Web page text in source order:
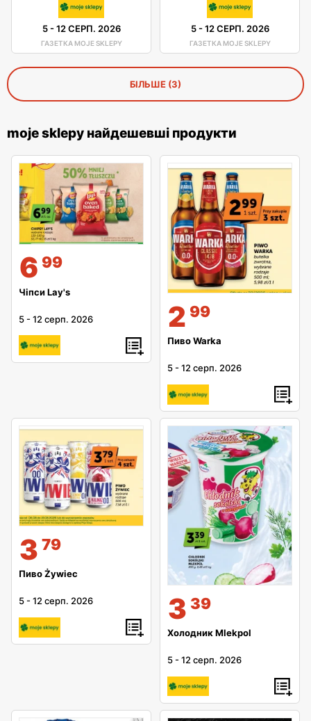
5-12 СЕРП. 2026
ГАЗЕТКА MOJE SKLEPY
5-12 СЕРП. 2026
ГАЗЕТКА MOJE SKLEPY
БІЛЬШЕ (3)
moje sklepy найдешевші продукти
6 99
Чіпси Lay's
5 -12 серп. 2026 2 99
Пиво Warka
5 -12 серп. 2026
3 79
Пиво Żywiec
5 -12 серп. 2026 3 39
Холодник Mlekpol
5 -12 серп. 2026